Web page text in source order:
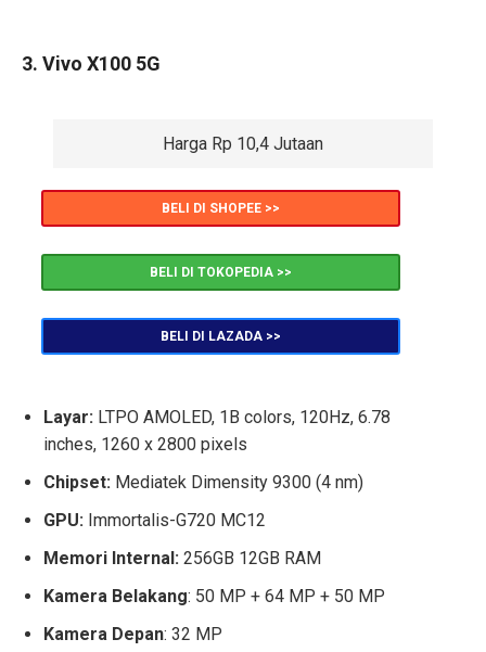
3. Vivo X100 5G
Harga Rp 10,4 Jutaan
BELI DI SHOPEE >>
BELI DI TOKOPEDIA >>
BELI DI LAZADA >>
Layar: LTPO AMOLED, 1B colors, 120Hz, 6.78
inches, 1260 x 2800 pixels
Chipset: Mediatek Dimensity 9300 (4 nm)
GPU: Immortalis-G720 MC12
Memori Internal: 256GB 12GB RAM
Kamera Belakang: 50 MP + 64 MP + 50 MP
Kamera Depan: 32 MP